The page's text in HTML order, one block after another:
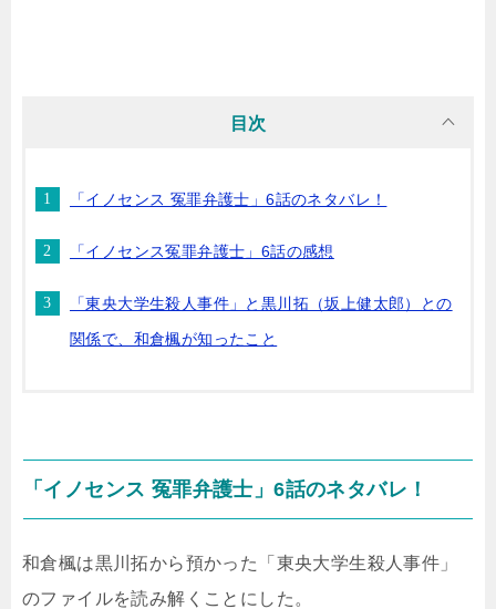
目次
「イノセンス 冤罪弁護士」6話のネタバレ！
「イノセンス冤罪弁護士」6話の感想
「東央大学生殺人事件」と黒川拓（坂上健太郎）との
関係で、和倉楓が知ったこと
「イノセンス 冤罪弁護士」6話のネタバレ！
和倉楓は黒川拓から預かった「東央大学生殺人事件」
のファイルを読み解くことにした。